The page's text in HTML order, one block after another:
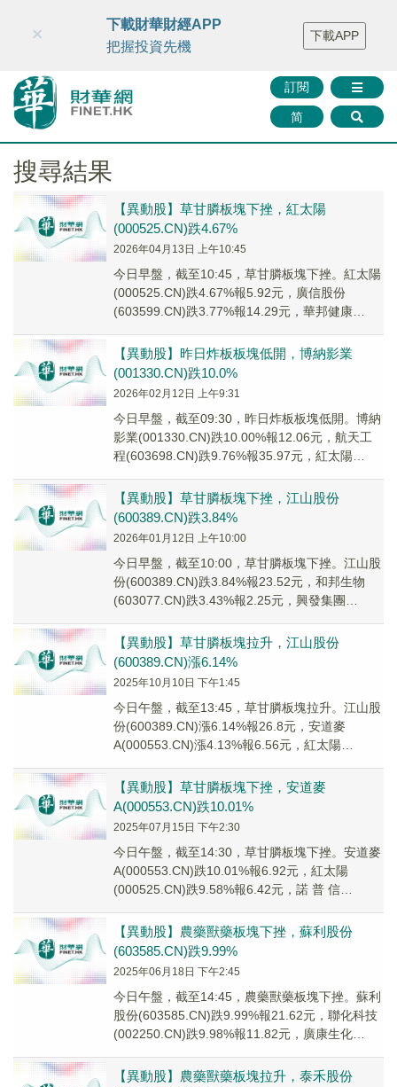
財華智庫網 FINTV FINMETA 財華證券 媒體矩陣
智庫沙龍
聯絡我們
訂閱
简
×
下載財華財經APP
把握投資先機
下載APP
搜尋結果
【異動股】草甘膦板塊下挫，紅太陽
(000525.CN)跌4.67%
2026年04月13日 上午10:45
今日早盤，截至10:45，草甘膦板塊下挫。紅太陽
(000525.CN)跌4.67%報5.92元，廣信股份
(603599.CN)跌3.77%報14.29元，華邦健康
【異動股】昨日炸板板塊低開，博納影業
(001330.CN)跌10.0%
2026年02月12日 上午9:31
今日早盤，截至09:30，昨日炸板板塊低開。博納
影業(001330.CN)跌10.00%報12.06元，航天工
程(603698.CN)跌9.76%報35.97元，紅太陽
【異動股】草甘膦板塊下挫，江山股份
(600389.CN)跌3.84%
2026年01月12日 上午10:00
今日早盤，截至10:00，草甘膦板塊下挫。江山股
份(600389.CN)跌3.84%報23.52元，和邦生物
(603077.CN)跌3.43%報2.25元，興發集團
【異動股】草甘膦板塊拉升，江山股份
(600389.CN)漲6.14%
2025年10月10日 下午1:45
今日午盤，截至13:45，草甘膦板塊拉升。江山股
份(600389.CN)漲6.14%報26.8元，安道麥
A(000553.CN)漲4.13%報6.56元，紅太陽
【異動股】草甘膦板塊下挫，安道麥
A(000553.CN)跌10.01%
2025年07月15日 下午2:30
今日午盤，截至14:30，草甘膦板塊下挫。安道麥
A(000553.CN)跌10.01%報6.92元，紅太陽
(000525.CN)跌9.58%報6.42元，諾 普 信
【異動股】農藥獸藥板塊下挫，蘇利股份
(603585.CN)跌9.99%
2025年06月18日 下午2:45
今日午盤，截至14:45，農藥獸藥板塊下挫。蘇利
股份(603585.CN)跌9.99%報21.62元，聯化科技
(002250.CN)跌9.98%報11.82元，廣康生化
【異動股】農藥獸藥板塊拉升，泰禾股份